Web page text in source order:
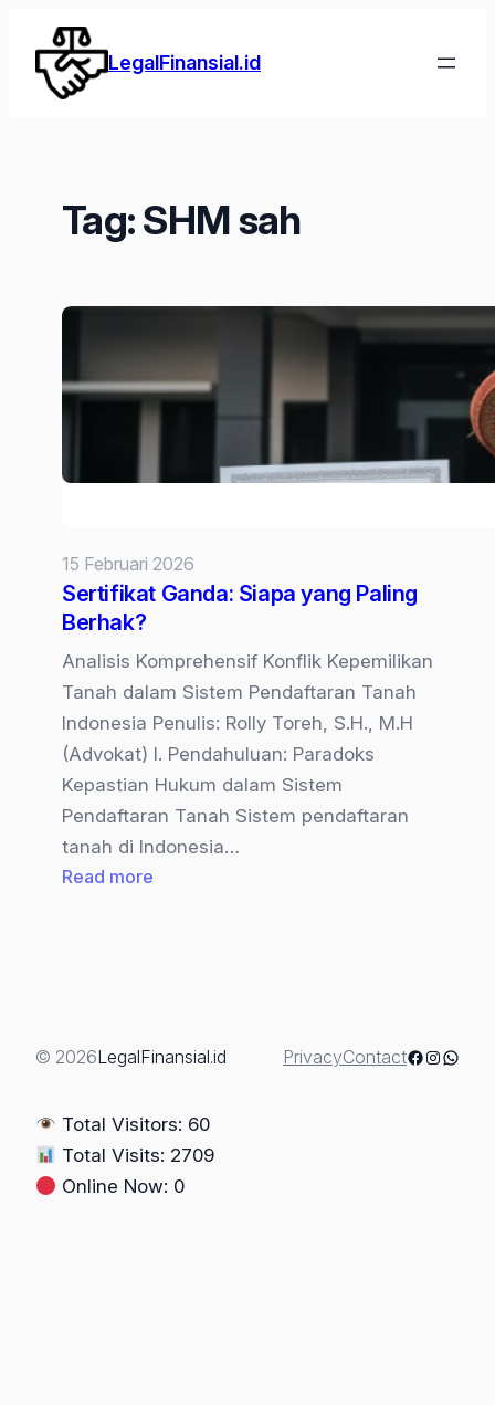
Lewati
konten
LegalFinansial.id
Tag:SHM sah
15 Februari 2026
Sertifikat Ganda: Siapa yang Paling
Berhak?
Analisis Komprehensif Konflik Kepemilikan
Tanah dalam Sistem Pendaftaran Tanah
Indonesia Penulis: Rolly Toreh, S.H., M.H
(Advokat) I. Pendahuluan: Paradoks
Kepastian Hukum dalam Sistem
Pendaftaran Tanah Sistem pendaftaran
tanah di Indonesia…
Read more
Berhak?
© 2026LegalFinansial.id PrivacyContactFacebook
Total Visitors: 60
Total Visits: 2709
Online Now: 0